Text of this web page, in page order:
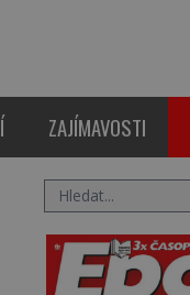
ZAJÍMAVOSTI